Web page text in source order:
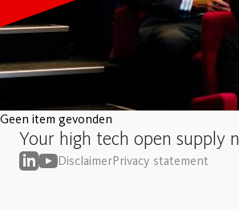
Geen item gevonden
Your high tech open supply
DisclaimerPrivacy statement